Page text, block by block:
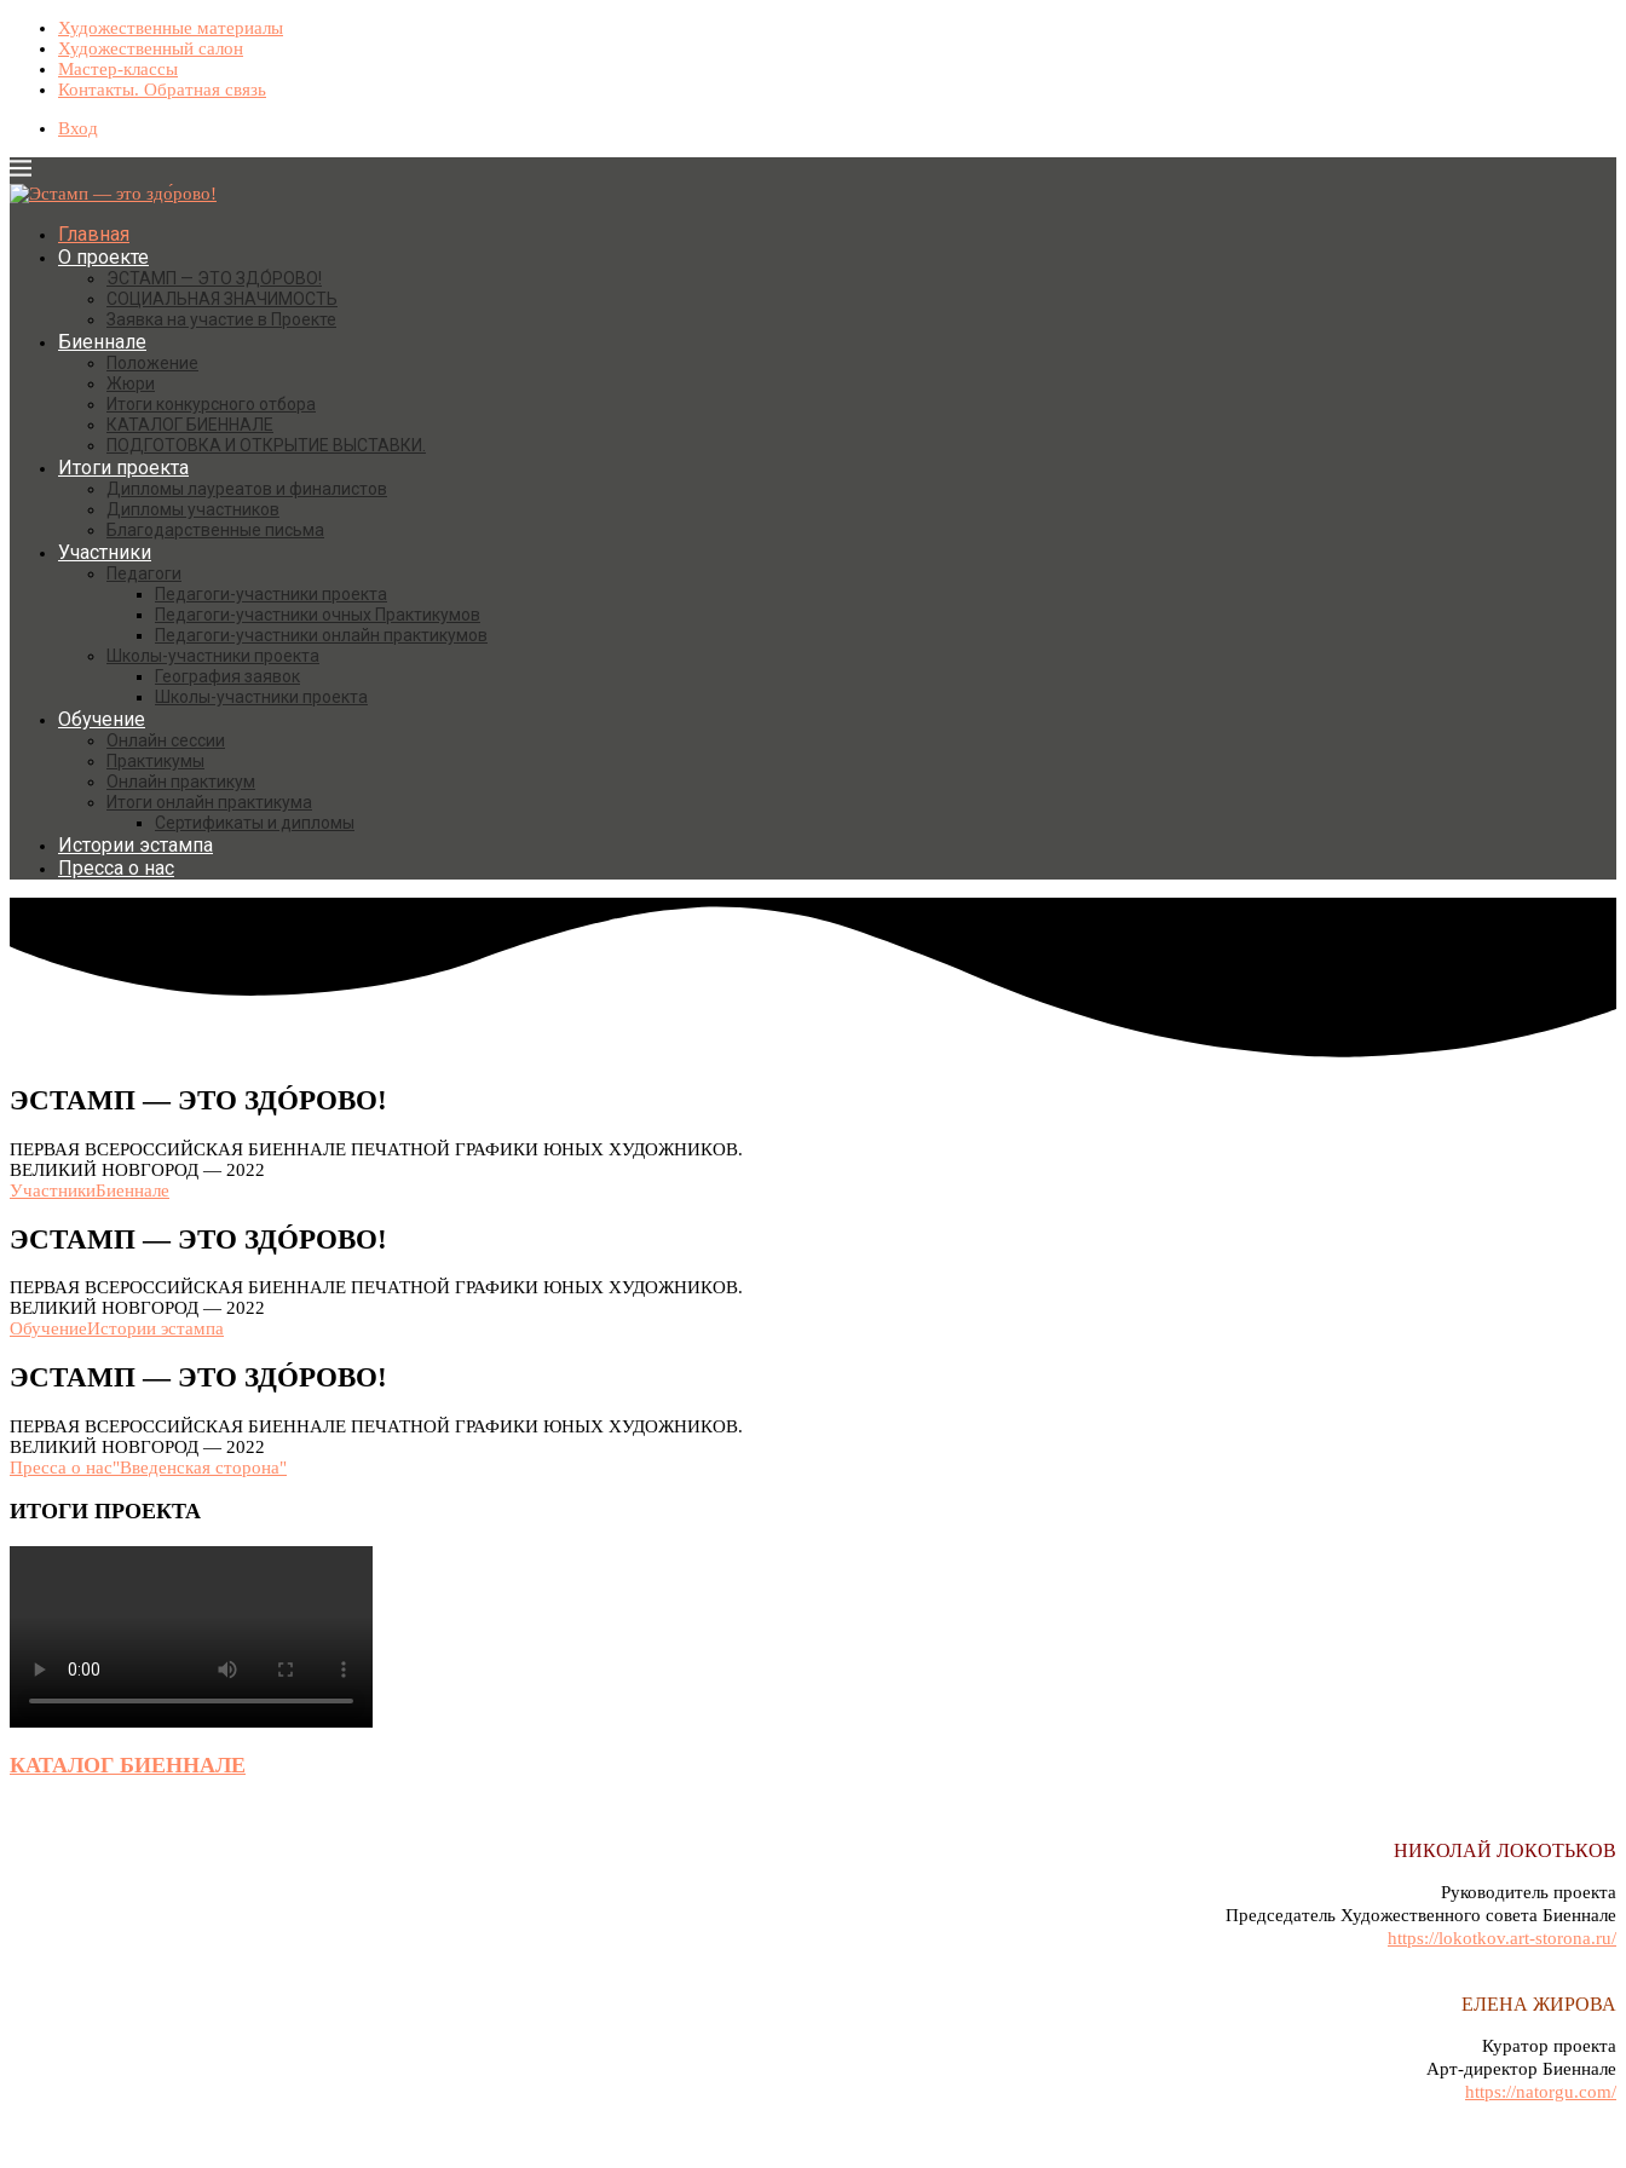
Художественные материалы
Художественный салон
Мастер-классы
Контакты. Обратная связь
Вход
Главная
О проекте
ЭСТАМП — ЭТО ЗДО́РОВО!
СОЦИАЛЬНАЯ ЗНАЧИМОСТЬ
Заявка на участие в Проекте
Биеннале
Положение
Жюри
Итоги конкурсного отбора
КАТАЛОГ БИЕННАЛЕ
ПОДГОТОВКА И ОТКРЫТИЕ ВЫСТАВКИ.
Итоги проекта
Дипломы лауреатов и финалистов
Дипломы участников
Благодарственные письма
Участники
Педагоги
Педагоги-участники проекта
Педагоги-участники очных Практикумов
Педагоги-участники онлайн практикумов
Школы-участники проекта
География заявок
Школы-участники проекта
Обучение
Онлайн сессии
Практикумы
Онлайн практикум
Итоги онлайн практикума
Сертификаты и дипломы
Истории эстампа
Пресса о нас
ЭСТАМП — ЭТО ЗДÓРОВО!
ПЕРВАЯ ВСЕРОССИЙСКАЯ БИЕННАЛЕ ПЕЧАТНОЙ ГРАФИКИ ЮНЫХ ХУДОЖНИКОВ.
ВЕЛИКИЙ НОВГОРОД — 2022
УчастникиБиеннале
ЭСТАМП — ЭТО ЗДÓРОВО!
ПЕРВАЯ ВСЕРОССИЙСКАЯ БИЕННАЛЕ ПЕЧАТНОЙ ГРАФИКИ ЮНЫХ ХУДОЖНИКОВ.
ВЕЛИКИЙ НОВГОРОД — 2022
ОбучениеИстории эстампа
ЭСТАМП — ЭТО ЗДÓРОВО!
ПЕРВАЯ ВСЕРОССИЙСКАЯ БИЕННАЛЕ ПЕЧАТНОЙ ГРАФИКИ ЮНЫХ ХУДОЖНИКОВ.
ВЕЛИКИЙ НОВГОРОД — 2022
Пресса о нас"Введенская сторона"
ИТОГИ ПРОЕКТА
КАТАЛОГ БИЕННАЛЕ
НИКОЛАЙ ЛОКОТЬКОВ
Руководитель проекта
Председатель Художественного совета Биеннале
https://lokotkov.art-storona.ru/
ЕЛЕНА ЖИРОВА
Куратор проекта
Арт-директор Биеннале
https://natorgu.com/